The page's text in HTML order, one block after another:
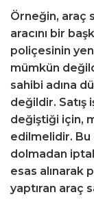
Örneğin, araç
aracını bir
poliçesinin
mümkün
sahibi adına
değildir. Satış
değiştiği için,
edilmelidir.
dolmadan
esas alınarak
yaptıran araç